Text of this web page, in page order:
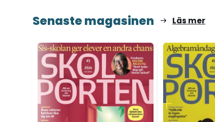
Senaste magasinen Läs mer